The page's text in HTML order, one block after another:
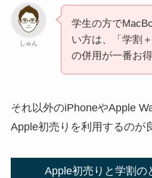
しゅん
学生の方で
い方は、「学割
の併用が一番お
それ以外のiPhoneやApple
Apple初売りを利用するのが
Apple初売りと学割の